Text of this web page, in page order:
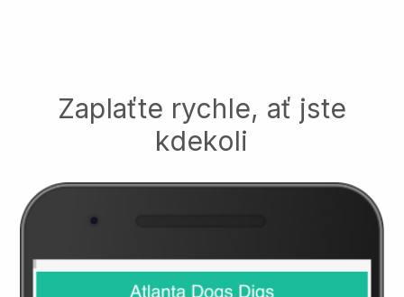
Zaplaťte rychle, ať jste
kdekoli